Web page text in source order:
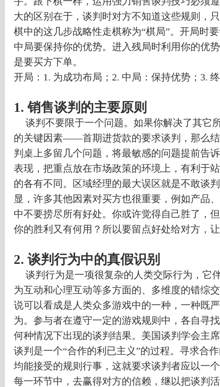
大的区别在于，谈判时对方不知道这些规则，
棋中的这几步战略性走棋称为“棋局”。开局时
中局要保持你的优势。进入残局时利用你的优
是要买方下单。
开局： 1. 为成功布局； 2. 中局：保持优势； 3.
1.销售谈判的主要原则
谈判不要限于一个问题。如果你解决了其它
的关键因素——首期进货款的要求谈判，那么
判桌上多留几个问题，将最敏感的问题提前告
表现，把重点放在市场政策的环境上，有利于
的各有不同。区域经理的最大误区就是不敢谈
显，许多其他因素对买方也很重要，例如产品
中不要捞尽所有好处。你或许觉得自己胜了，
你的胜利又有何用？所以要留点好处给对方，
2. 谈判行为中的真假识别
谈判行为是一项很复杂的人类交际行为，它
为互动和心理互动等多方面的、多维度的错综
说可以看成是人类众多游戏中的一种，一种既
为。参与者在遵守一定的游戏规则中，各自寻
何种情况下出现的谈判结果。美国谈判学会主
谈判是一个“合作的利已主义”的过程。寻求合
均能接受的规则行事，这就要求谈判者应以一
每一环节中，去赢得对方的信赖，继以把谈判